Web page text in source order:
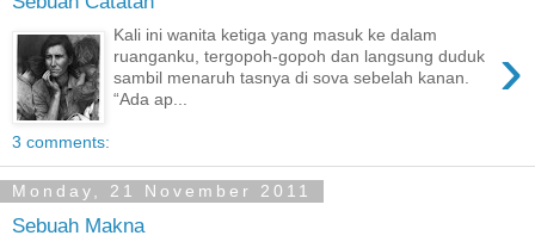
›
Kali ini wanita ketiga yang masuk ke dalam
ruanganku, tergopoh-gopoh dan langsung duduk
sambil menaruh tasnya di sova sebelah kanan.
“Ada ap...
3 comments:
Monday, 21 November 2011
Sebuah Makna